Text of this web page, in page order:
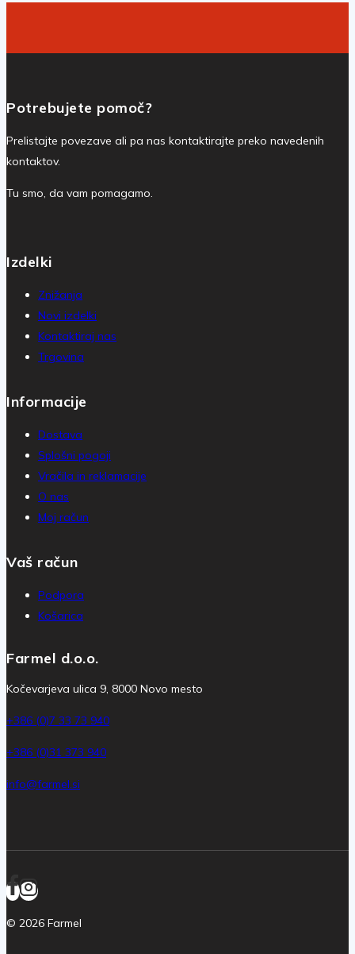
Potrebujete pomoč?
Prelistajte povezave ali pa nas kontaktirajte preko navedenih
kontaktov.
Tu smo, da vam pomagamo.
Izdelki
Znižanja
Novi izdelki
Kontaktiraj nas
Trgovina
Informacije
Dostava
Splošni pogoji
Vračila in reklamacije
O nas
Moj račun
Vaš račun
Podpora
Košarica
Farmel d.o.o.
Kočevarjeva ulica 9, 8000 Novo mesto
+386 (0)7 33 73 940
+386 (0)31 373 940
info@farmel.si
© 2026 Farmel